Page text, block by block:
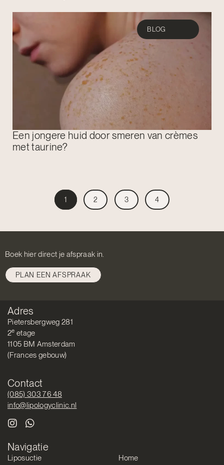
Een jongere huid door smeren van crèmes
met taurine?
BLOG
1 2 3 4
Navigatie
Liposuctie
Home
Boek hier direct je afspraak in.
PLAN EEN AFSPRAAK
Adres
Pietersbergweg 281
2e etage
1105 BM Amsterdam
(Frances gebouw)
Contact
(085) 303 76 48
info@lipologyclinic.nl